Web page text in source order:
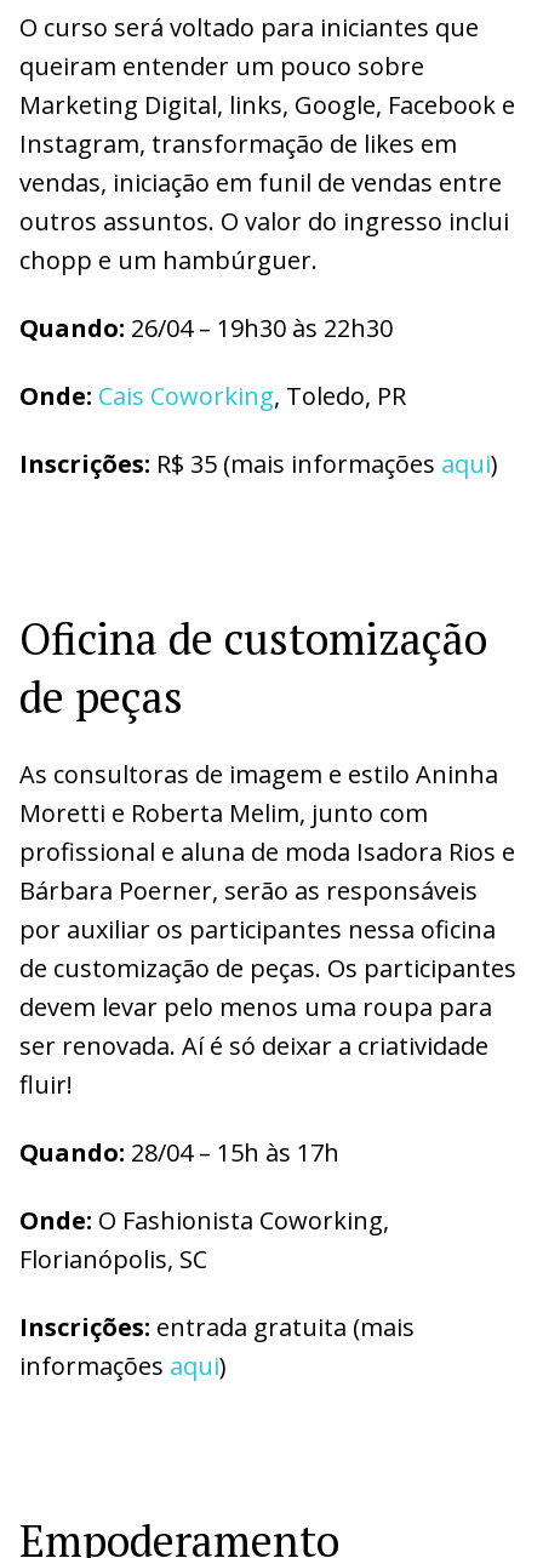
O curso será voltado para iniciantes que
queiram entender um pouco sobre
Marketing Digital, links, Google, Facebook e
Instagram, transformação de likes em
vendas, iniciação em funil de vendas entre
outros assuntos. O valor do ingresso inclui
chopp e um hambúrguer.
Quando: 26/04 – 19h30 às 22h30
Onde: Cais Coworking, Toledo, PR
Inscrições: R$ 35 (mais informações aqui)
Oficina de customização
de peças
As consultoras de imagem e estilo Aninha
Moretti e Roberta Melim, junto com
profissional e aluna de moda Isadora Rios e
Bárbara Poerner, serão as responsáveis
por auxiliar os participantes nessa oficina
de customização de peças. Os participantes
devem levar pelo menos uma roupa para
ser renovada. Aí é só deixar a criatividade
fluir!
Quando: 28/04 – 15h às 17h
Onde: O Fashionista Coworking,
Florianópolis, SC
Inscrições: entrada gratuita (mais
informações aqui)
Empoderamento